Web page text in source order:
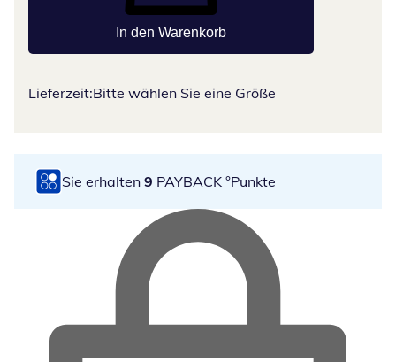
In den Warenkorb
Lieferzeit:Bitte wählen Sie eine Größe
Sie erhalten 9 PAYBACK °Punkte